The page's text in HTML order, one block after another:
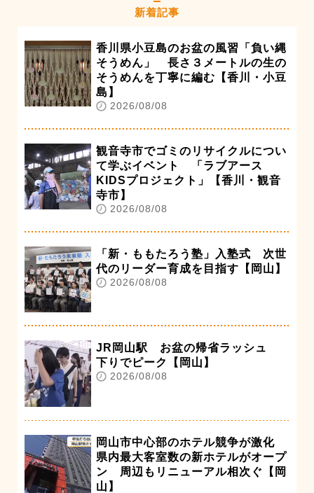
新着記事
香川県小豆島のお盆の風習「負い縄
そうめん」 長さ３メートルの生の
そうめんを丁寧に編む【香川・小豆
島】
2026/08/08
観音寺市でゴミのリサイクルについ
て学ぶイベント 「ラブアース
KIDSプロジェクト」【香川・観音
寺市】
2026/08/08
「新・ももたろう塾」入塾式 次世
代のリーダー育成を目指す【岡山】
2026/08/08
JR岡山駅 お盆の帰省ラッシュ
下りでピーク【岡山】
2026/08/08
岡山市中心部のホテル競争が激化
県内最大客室数の新ホテルがオープ
ン 周辺もリニューアル相次ぐ【岡
山】